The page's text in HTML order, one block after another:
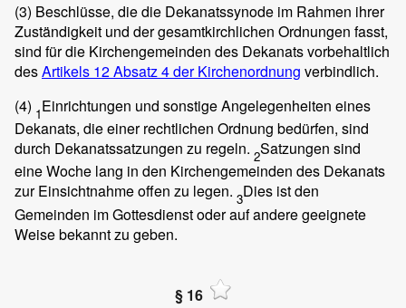
(3) Beschlüsse, die die Dekanatssynode im Rahmen ihrer
Zuständigkeit und der gesamtkirchlichen Ordnungen fasst,
sind für die Kirchengemeinden des Dekanats vorbehaltlich
desArtikels 12 Absatz 4 der Kirchenordnung verbindlich.
(4) 1Einrichtungen und sonstige Angelegenheiten eines
Dekanats, die einer rechtlichen Ordnung bedürfen, sind
durch Dekanatssatzungen zu regeln. 2Satzungen sind
eine Woche lang in den Kirchengemeinden des Dekanats
zur Einsichtnahme offen zu legen. 3Dies ist den
Gemeinden im Gottesdienst oder auf andere geeignete
Weise bekannt zu geben.
§ 16